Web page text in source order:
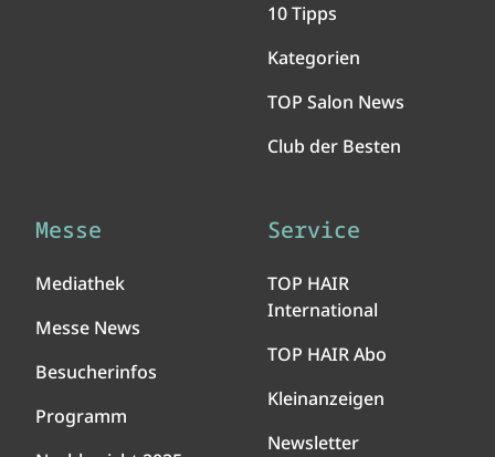
10 Tipps
Kategorien
TOP Salon News
Club der Besten
Messe
Mediathek
Messe News
Besucherinfos
Programm
Service
TOP HAIR
International
TOP HAIR Abo
Kleinanzeigen
Newsletter